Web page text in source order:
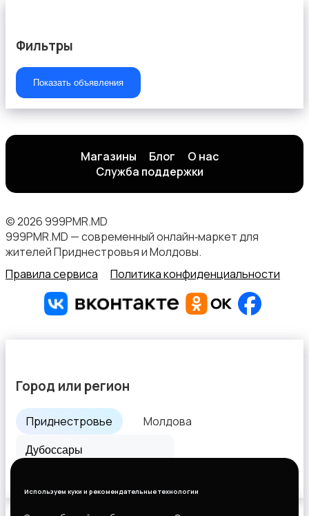
Фильтры
Показать объявления
Магазины Блог
О нас
Служба поддержки
© 2026 999PMR.MD
999PMR.MD — современный онлайн‑маркет для
жителей Приднестровья и Молдовы.
Правила сервиса
Политика конфиденциальности
Используем куки и рекомендательные технологии
Город или регион
Приднестровье Молдова